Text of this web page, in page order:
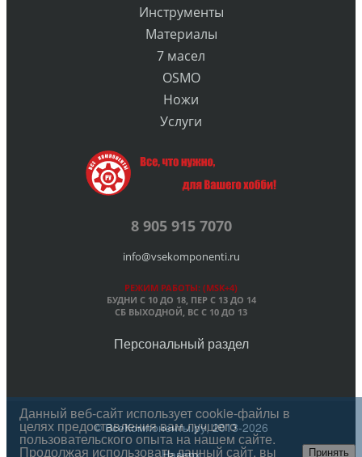
Инструменты
Материалы
7 масел
OSMO
Ножи
Услуги
8 905 915 7070
info@vsekomponenti.ru
РЕЖИМ РАБОТЫ: (MSK+4)
БУДНИ С 10 ДО 18, ПЕРС 13 ДО 14
СБ ВЫХОДНОЙ, ВС С 10 ДО 13
Персональный раздел
© ВсеКомпоненты.ру, 2013-2026
Данный веб-сайт использует cookie-файлы в
целях предоставления вам лучшего
пользовательского опыта на нашем сайте.
Продолжая использовать данный сайт, вы Принять